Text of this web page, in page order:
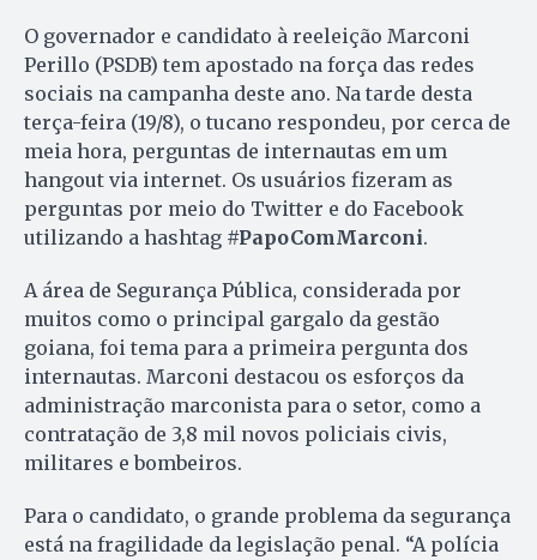
O governador e candidato à reeleição Marconi
Perillo (PSDB) tem apostado na força das redes
sociais na campanha deste ano. Na tarde desta
terça-feira (19/8), o tucano respondeu, por cerca de
meia hora, perguntas de internautas em um
hangout via internet. Os usuários fizeram as
perguntas por meio do Twitter e do Facebook
utilizando a hashtag #PapoComMarconi.
A área de Segurança Pública, considerada por
muitos como o principal gargalo da gestão
goiana, foi tema para a primeira pergunta dos
internautas. Marconi destacou os esforços da
administração marconista para o setor, como a
contratação de 3,8 mil novos policiais civis,
militares e bombeiros.
Para o candidato, o grande problema da segurança
está na fragilidade da legislação penal. “A polícia